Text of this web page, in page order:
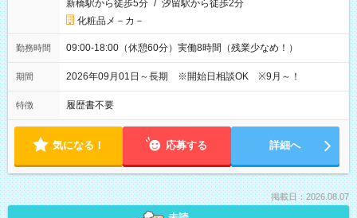
新橋駅から徒歩5分 / 汐留駅から徒歩2分
化粧品メ－カ－
勤務時間 09:00-18:00（休憩60分）実働8時間（残業少なめ！）
期間 2026年09月01日～長期 ※開始日相談OK ※9月～！
特徴 履歴書不要
気になる！ 応募する 詳細へ
掲載日：2026.08.07